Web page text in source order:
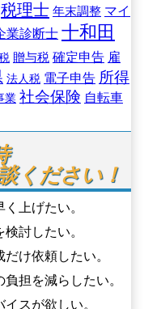
税理士 年末調整 マイ
業診断士 十和田
贈与税 確定申告 雇
法人税 電子申告 所得
業 社会保険 自転車
ください！
上げたい。
討したい。
け依頼したい。
担を減らしたい。
スが欲しい。